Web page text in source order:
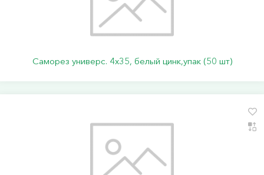
Саморез универс. 4х35, белый цинк,упак (50 шт)